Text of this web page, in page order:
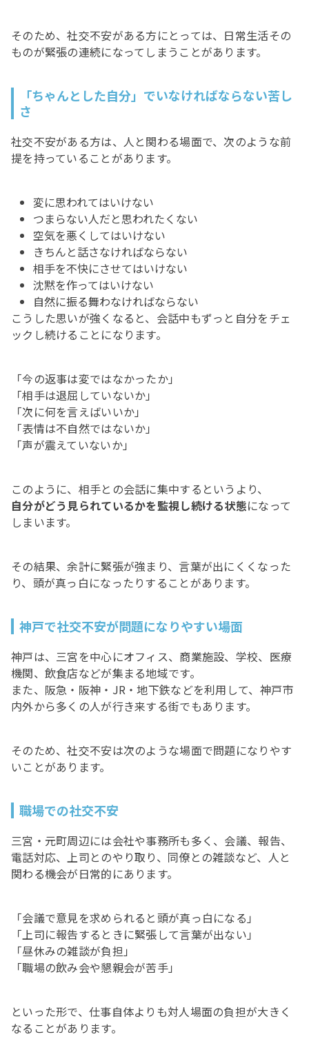
そのため、社交不安がある方にとっては、日常生活その
ものが緊張の連続になってしまうことがあります。
「ちゃんとした自分」でいなければならない苦し
さ
社交不安がある方は、人と関わる場面で、次のような前
提を持っていることがあります。
変に思われてはいけない
つまらない人だと思われたくない
空気を悪くしてはいけない
きちんと話さなければならない
相手を不快にさせてはいけない
沈黙を作ってはいけない
自然に振る舞わなければならない
こうした思いが強くなると、会話中もずっと自分をチェ
ックし続けることになります。
「今の返事は変ではなかったか」
「相手は退屈していないか」
「次に何を言えばいいか」
「表情は不自然ではないか」
「声が震えていないか」
このように、相手との会話に集中するというより、
自分がどう見られているかを監視し続ける状態になって
しまいます。
その結果、余計に緊張が強まり、言葉が出にくくなった
り、頭が真っ白になったりすることがあります。
神戸で社交不安が問題になりやすい場面
神戸は、三宮を中心にオフィス、商業施設、学校、医療
機関、飲食店などが集まる地域です。
また、阪急・阪神・JR・地下鉄などを利用して、神戸市
内外から多くの人が行き来する街でもあります。
そのため、社交不安は次のような場面で問題になりやす
いことがあります。
職場での社交不安
三宮・元町周辺には会社や事務所も多く、会議、報告、
電話対応、上司とのやり取り、同僚との雑談など、人と
関わる機会が日常的にあります。
「会議で意見を求められると頭が真っ白になる」
「上司に報告するときに緊張して言葉が出ない」
「昼休みの雑談が負担」
「職場の飲み会や懇親会が苦手」
といった形で、仕事自体よりも対人場面の負担が大きく
なることがあります。